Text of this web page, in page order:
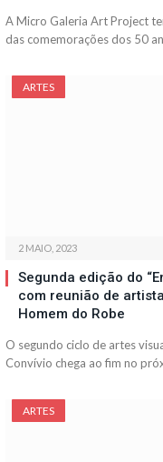
A Micro Galeria Art Project
das comemorações dos 50
ARTES
2 MAIO, 2023
Segunda edição do
com reunião de
Homem do Robe
O segundo ciclo de artes
Convívio chega ao fim no
ARTES